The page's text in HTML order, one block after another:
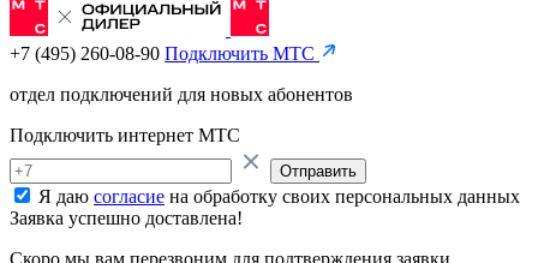
+7 (495) 260-08-90 Подключить МТС
отдел подключений для новых абонентов
Подключить интернет МТС
Отправить
Я даю согласие на обработку своих персональных данных
Заявка успешно доставлена!